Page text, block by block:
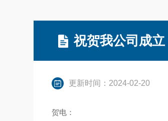
祝贺我公司成
更新时间：2024-02-20
贺电：